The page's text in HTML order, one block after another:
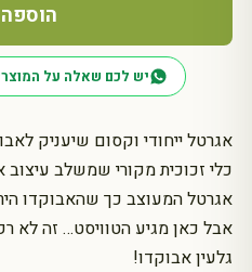
אגרטל ייחודי וקסום שיעניק
כלי זכוכית מקורי שמשלב
אגרטל המעוצב כך שהאבוקדו
אבל כאן מגיע הטוויסט… זה לא
גלעין אבוקדו!
מנביט
Grower
Vase
יש לכם שאלה על